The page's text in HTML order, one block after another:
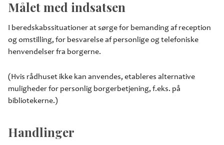
Målet med indsatsen
I beredskabssituationer at sørge for bemanding af reception
og omstilling, for besvarelse af personlige og telefoniske
henvendelser fra borgerne.
(Hvis rådhuset ikke kan anvendes, etableres alternative
muligheder for personlig borgerbetjening, f.eks. på
bibliotekerne.)
Handlinger